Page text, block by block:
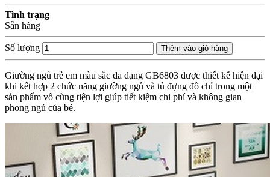
Tình trạng
Sẵn hàng
Số lượng Thêm vào giỏ hàng
Giường ngủ trẻ em màu sắc đa dạng GB6803 được thiết kế hiện đại
khi kết hợp 2 chức năng giường ngủ và tủ đựng đồ chỉ trong một
sản phẩm vô cùng tiện lợi giúp tiết kiệm chi phí và không gian
phong ngủ của bé.